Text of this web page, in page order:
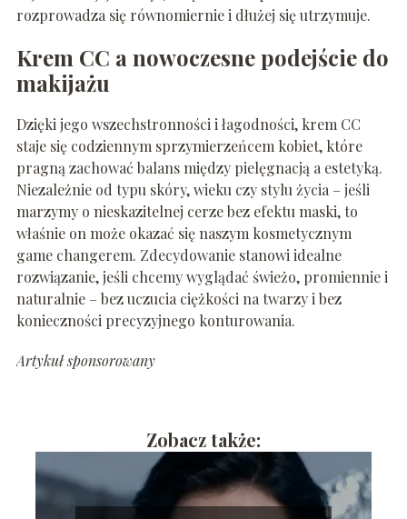
rozprowadza się równomiernie i dłużej się utrzymuje.
Krem CC a nowoczesne podejście do
makijażu
Dzięki jego wszechstronności i łagodności, krem CC
staje się codziennym sprzymierzeńcem kobiet, które
pragną zachować balans między pielęgnacją a estetyką.
Niezależnie od typu skóry, wieku czy stylu życia – jeśli
marzymy o nieskazitelnej cerze bez efektu maski, to
właśnie on może okazać się naszym kosmetycznym
game changerem. Zdecydowanie stanowi idealne
rozwiązanie, jeśli chcemy wyglądać świeżo, promiennie i
naturalnie – bez uczucia ciężkości na twarzy i bez
konieczności precyzyjnego konturowania.
Artykuł sponsorowany
Zobacz także: